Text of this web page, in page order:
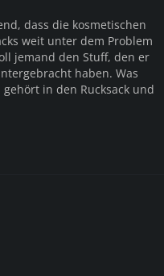
dass die kosmetischen
weit unter dem Problem
jemand den Stuff, den er
haben. Was
in den Rucksack und